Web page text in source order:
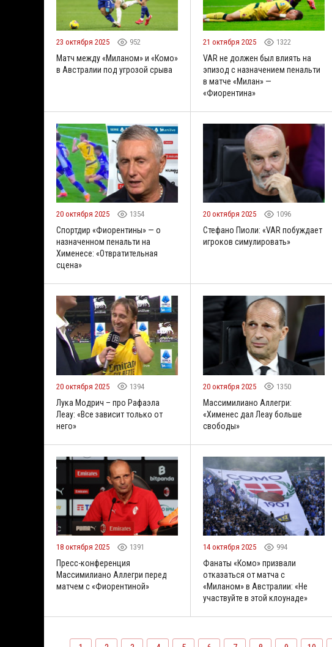
23 октября 2025 952
Матч между «Миланом» и «Комо»
в Австралии под угрозой срыва
21 октября 2025 1322
VAR не должен был влиять на
эпизод с назначением пенальти
в матче «Милан» —
«Фиорентина»
20 октября 2025 1354
Спортдир «Фиорентины» — о
назначенном пенальти на
Хименесе: «Отвратительная
сцена»
20 октября 2025 1096
Стефано Пиоли: «VAR побуждает
игроков симулировать»
20 октября 2025 1394
Лука Модрич – про Рафаэла
Леау: «Все зависит только от
него»
20 октября 2025 1350
Массимилиано Аллегри:
«Хименес дал Леау больше
свободы»
18 октября 2025 1391
Пресс-конференция
Массимилиано Аллегри перед
матчем с «Фиорентиной»
14 октября 2025 994
Фанаты «Комо» призвали
отказаться от матча с
«Миланом» в Австралии: «Не
участвуйте в этой клоунаде»